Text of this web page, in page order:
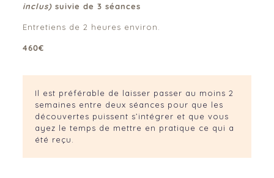
inclus)suivie de 3 séances
Entretiens de 2 heures environ.
460€
Il est préférable de laisser passer au moins 2
semaines entre deux séances pour que les
découvertes puissent s’intégrer et que vous
ayez le temps de mettre en pratique ce qui a
été reçu.